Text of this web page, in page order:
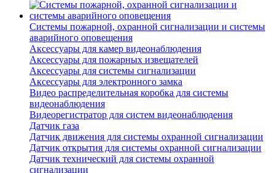
Системы пожарной, охранной сигнализации и системы
аварийного оповещения
Аксессуары для камер видеонаблюдения
Аксессуары для пожарных извещателей
Аксессуары для системы сигнализации
Аксессуары для электронного замка
Видео распределительная коробка для системы
видеонаблюдения
Видеорегистратор для систем видеонаблюдения
Датчик газа
Датчик движения для системы охранной сигнализации
Датчик открытия для системы охранной сигнализации
Датчик технический для системы охранной
сигнализации